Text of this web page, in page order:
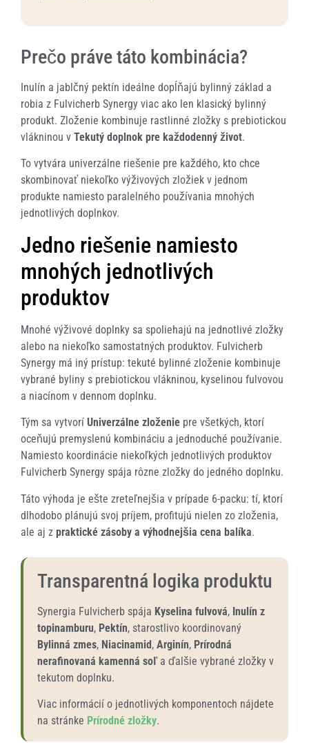
Prečo práve táto kombinácia?
Inulín a jablčný pektín ideálne dopĺňajú bylinný základ a
robia z Fulvicherb Synergy viac ako len klasický bylinný
produkt. Zloženie kombinuje rastlinné zložky s prebiotickou
vlákninou v Tekutý doplnok pre každodenný život.
To vytvára univerzálne riešenie pre každého, kto chce
skombinovať niekoľko výživových zložiek v jednom
produkte namiesto paralelného používania mnohých
jednotlivých doplnkov.
Jedno riešenie namiesto
mnohých jednotlivých
produktov
Mnohé výživové doplnky sa spoliehajú na jednotlivé zložky
alebo na niekoľko samostatných produktov. Fulvicherb
Synergy má iný prístup: tekuté bylinné zloženie kombinuje
vybrané byliny s prebiotickou vlákninou, kyselinou fulvovou
a niacínom v dennom doplnku.
Tým sa vytvorí Univerzálne zloženie pre všetkých, ktorí
oceňujú premyslenú kombináciu a jednoduché používanie.
Namiesto koordinácie niekoľkých jednotlivých produktov
Fulvicherb Synergy spája rôzne zložky do jedného doplnku.
Táto výhoda je ešte zreteľnejšia v prípade 6-packu: tí, ktorí
dlhodobo plánujú svoj príjem, profitujú nielen zo zloženia,
ale aj z praktické zásoby a výhodnejšia cena balíka.
Transparentná logika produktu
Synergia Fulvicherb spája Kyselina fulvová, Inulín z
topinamburu, Pektín, starostlivo koordinovaný
Bylinná zmes, Niacinamid, Arginín, Prírodná
nerafinovaná kamenná soľa ďalšie vybrané zložky v
tekutom doplnku.
Viac informácií o jednotlivých komponentoch nájdete
na stránke Prírodné zložky.